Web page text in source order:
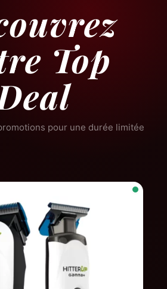
Top
pour une durée limitée